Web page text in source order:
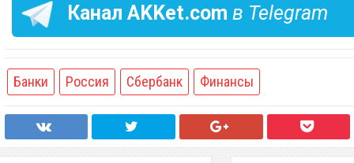
Канал AKKet.com в Telegram
Банки Россия Сбербанк Финансы